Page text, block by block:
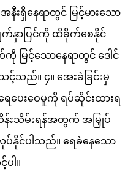
ရှိနေရာတွင် မြင့်မားသော
နှာပြင်ကို ထိခိုက်စေနိုင်
မြင့်သောနေရာတွင် ဒေါင်
ေသင့်သည်။ ၄။ အေးခဲခြင်းမှ
ပေးဝေမှုကို ရပ်ဆိုင်းထားရ
န်းသိမ်းရန်အတွက် အမြှုပ်
ပ်နိုင်ပါသည်။ ရေခဲနေသော
ါ။